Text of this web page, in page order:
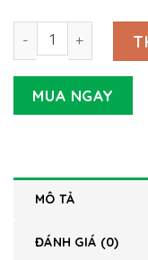
Nguồn Meanwell
MUA NGAY
MÔ TẢ
ĐÁNH GIÁ (0)